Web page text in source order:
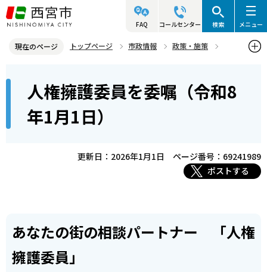
こ
の
ジ
頭
FAQ コールセンター 検索 メニュー
現在のページ トップページ 市政情報
政策・施策
人権擁護委員を委嘱（令和8年1月1日）
人権擁護委員を委嘱（令和8
年1月1日）
更新日：2026年1月1日
ページ番号：69241989
ポストする
あなたの街の相談パートナー 「人権
擁護委員」